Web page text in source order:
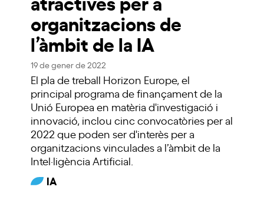
organitzacions de
l’àmbit de la IA
19 de gener de 2022
El pla de treball Horizon Europe, el
principal programa de finançament de la
Unió Europea en matèria d'investigació i
innovació, inclou cinc convocatòries per al
2022 que poden ser d'interès per a
organitzacions vinculades a l’àmbit de la
Intel·ligència Artificial.
IA